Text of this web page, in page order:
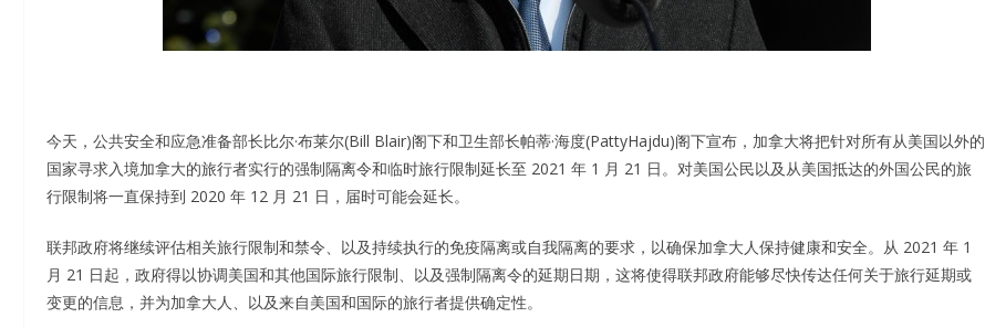
今天，公共安全和应急准备部长比尔·布莱尔(Bill Blair)阁下和卫生部长帕蒂·海度(PattyHajdu)阁下宣布，加拿大将把针对所有从美国以外的
国家寻求入境加拿大的旅行者实行的强制隔离令和临时旅行限制延长至 2021 年 1 月 21 日。对美国公民以及从美国抵达的外国公民的旅
行限制将一直保持到 2020 年 12 月 21 日，届时可能会延长。
联邦政府将继续评估相关旅行限制和禁令、以及持续执行的免疫隔离或自我隔离的要求，以确保加拿大人保持健康和安全。从 2021 年 1
月 21 日起，政府得以协调美国和其他国际旅行限制、以及强制隔离令的延期日期，这将使得联邦政府能够尽快传达任何关于旅行延期或
变更的信息，并为加拿大人、以及来自美国和国际的旅行者提供确定性。